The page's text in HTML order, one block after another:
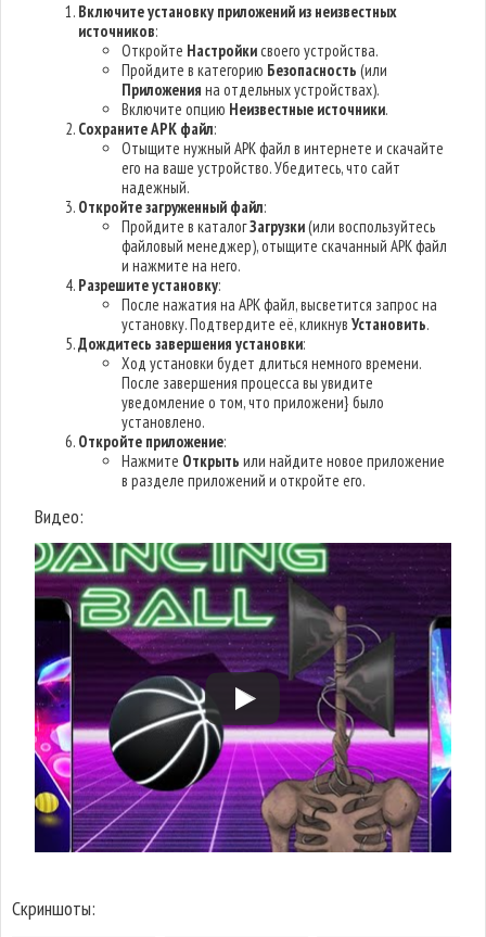
Включите установку приложений из неизвестных
источников:
Откройте Настройкисвоего устройства.
Пройдите в категорию Безопасность (или
Приложения на отдельных устройствах).
Включите опцию Неизвестные источники.
Сохраните APK файл:
Отыщите нужный APK файл в интернете и скачайте
его на ваше устройство. Убедитесь, что сайт
надежный.
Откройте загруженный файл:
Пройдите в каталогЗагрузки(или воспользуйтесь
файловый менеджер), отыщите скачанный APK файл
и нажмите на него.
Разрешите установку:
После нажатия на APK файл, высветится запрос на
установку. Подтвердите её, кликнувУстановить.
Дождитесь завершения установки:
Ход установки будет длиться немного времени.
После завершения процесса вы увидите
уведомление о том, что приложени} было
установлено.
Откройте приложение:
Нажмите Открыть или найдите новое приложение
в разделе приложений и откройте его.
Видео:
Скриншоты: